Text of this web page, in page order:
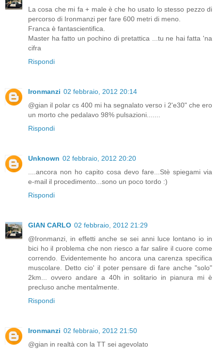
La cosa che mi fa + male è che ho usato lo stesso pezzo di
percorso di Ironmanzi per fare 600 metri di meno.
Franca è fantascientifica.
Master ha fatto un pochino di pretattica ...tu ne hai fatta 'na
cifra
Rispondi
Ironmanzi 02 febbraio, 2012 20:14
@gian il polar cs 400 mi ha segnalato verso i 2'e30" che ero
un morto che pedalavo 98% pulsazioni.......
Rispondi
Unknown 02 febbraio, 2012 20:20
....ancora non ho capito cosa devo fare...Stè spiegami via
e-mail il procedimento...sono un poco tordo :)
Rispondi
GIAN CARLO 02 febbraio, 2012 21:29
@Ironmanzi, in effetti anche se sei anni luce lontano io in
bici ho il problema che non riesco a far salire il cuore come
correndo. Evidentemente ho ancora una carenza specifica
muscolare. Detto cio' il poter pensare di fare anche "solo"
2km... ovvero andare a 40h in solitario in pianura mi è
precluso anche mentalmente.
Rispondi
Ironmanzi 02 febbraio, 2012 21:50
@gian in realtà con la TT sei agevolato